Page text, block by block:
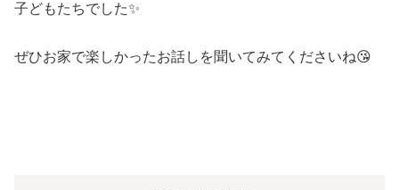
子どもたちでした✨
ぜひお家で楽しかったお話しを聞いてみてくださいね😘